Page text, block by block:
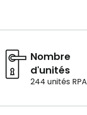
Nombre
d'unités
244 unités RPA